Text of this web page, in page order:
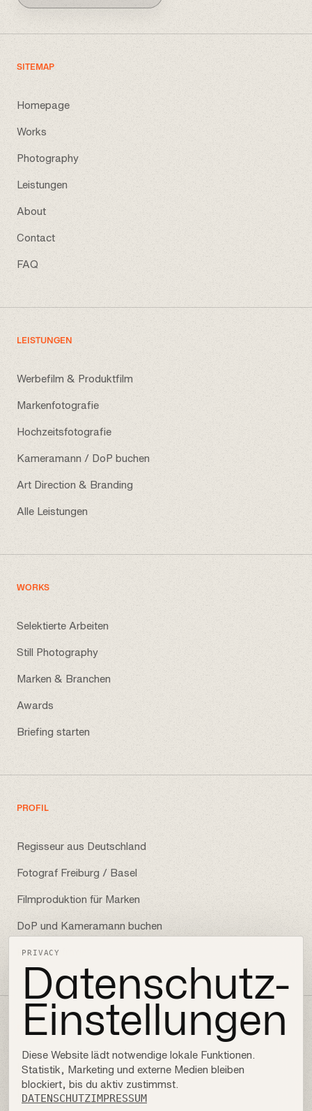
SITEMAP
Homepage
Works
Photography
Leistungen
About
Contact
FAQ
LEISTUNGEN
Werbefilm & Produktfilm
Markenfotografie
Hochzeitsfotografie
Kameramann / DoP buchen
Art Direction & Branding
Alle Leistungen
WORKS
Selektierte Arbeiten
Still Photography
Marken & Branchen
Awards
Briefing starten
PROFIL
Regisseur aus Deutschland
Fotograf Freiburg / Basel
Filmproduktion für Marken
DoP und Kameramann buchen
Projektanfrage
Instagram
LinkedIn
PRIVACY
Datenschutz-
Einstellungen
Diese Website lädt notwendige lokale Funktionen.
Statistik, Marketing und externe Medien bleiben
blockiert, bis du aktiv zustimmst.
DATENSCHUTZIMPRESSUM